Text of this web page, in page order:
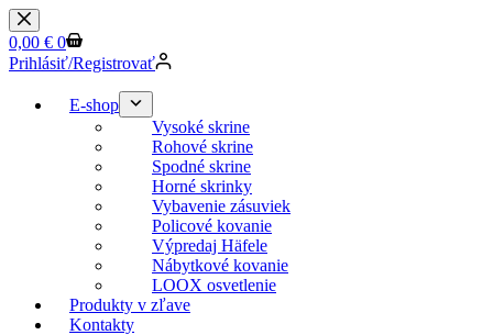
0,00 € 0
Prihlásiť/Registrovať
E-shop
Vysoké skrine
Rohové skrine
Spodné skrine
Horné skrinky
Vybavenie zásuviek
Policové kovanie
Výpredaj Häfele
Nábytkové kovanie
LOOX osvetlenie
Produkty v zľave
Kontakty